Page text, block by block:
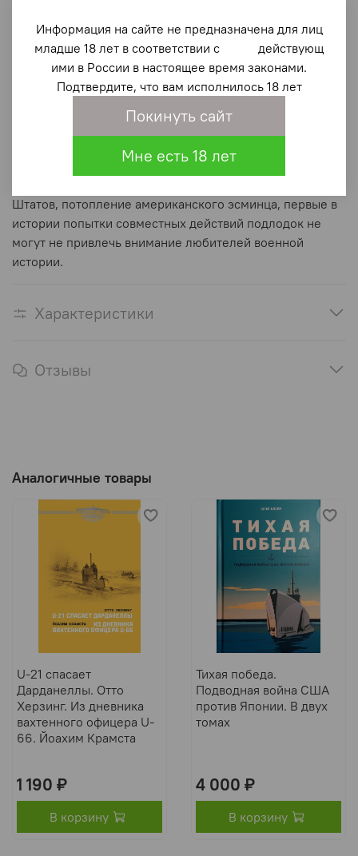
Описание
Впервые переведенные на русский язык воспоминания
командира немецкой подлодки U-53 Ханса Розе
открывают многие стороны морского противостояния,
не отраженные в мемуарах о Первой мировой войне
германского подводного флота перед Ютландским
Штатов, потопление американского эсминца, первые в
истории попытки совместных действий подлодок не
могут не привлечь внимание любителей военной
истории.
Характеристики
Отзывы
Аналогичные товары
U-21 спасает
Дарданеллы. Отто
Херзинг. Из дневника
вахтенного офицера U-
66. Йоахим Крамста
1 190 ₽
В корзину
Тихая победа.
Подводная война США
против Японии. В двух
томах
4 000 ₽
В корзину
Информация на сайте не предназначена для лиц
младше 18 лет в соответствии с действующ
ими в России в настоящее время законами.
Подтвердите, что вам исполнилось 18 лет
Покинуть сайт
Мне есть 18 лет